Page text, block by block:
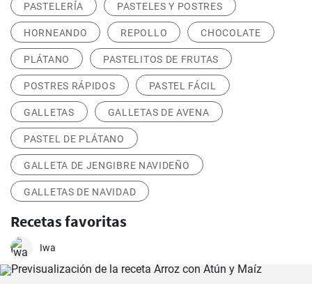
PASTELERÍA PASTELES Y POSTRES
HORNEANDO REPOLLO CHOCOLATE
PLÁTANO PASTELITOS DE FRUTAS
POSTRES RÁPIDOS PASTEL FÁCIL
GALLETAS GALLETAS DE AVENA
PASTEL DE PLÁTANO
GALLETA DE JENGIBRE NAVIDEÑO
GALLETAS DE NAVIDAD
Recetas favoritas
Iwa